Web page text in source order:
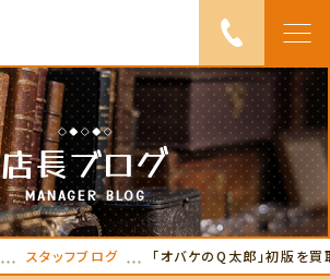
TOP
ピックアップ
ふくふくろうにつ
いて
店長ブログ
MANAGER BLOG
スタッフブログ 「オバケのQ太郎」初版を